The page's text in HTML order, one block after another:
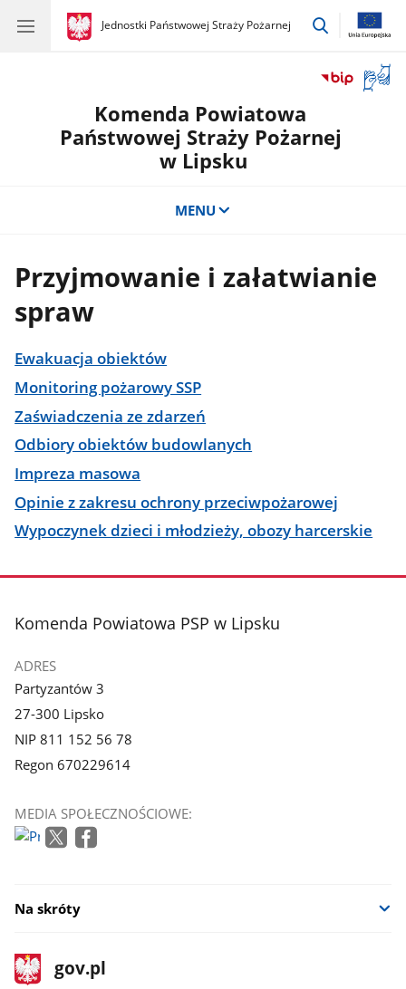
gov.pl
Jednostki Państwowej Straży Pożarnej
gov.pl
Jednostki
przejdź
okno
Komenda Powiatowa
Państwowej Straży Pożarnej
w Lipsku
MENU
Przyjmowanie i załatwianie
spraw
Ewakuacja obiektów
Monitoring pożarowy SSP
Zaświadczenia ze zdarzeń
Odbiory obiektów budowlanych
Impreza masowa
Opinie z zakresu ochrony przeciwpożarowej
Wypoczynek dzieci i młodzieży, obozy harcerskie
stopka
Komenda Powiatowa PSP w Lipsku
ADRES
Partyzantów 3
27-300 Lipsko
NIP 811 152 56 78
Regon 670229614
MEDIA SPOŁECZNOŚCIOWE:
Na skróty
stopka
gov.pl
Strona
gov.pl